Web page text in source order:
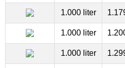
1.000 liter
1.000 liter
1.000 liter